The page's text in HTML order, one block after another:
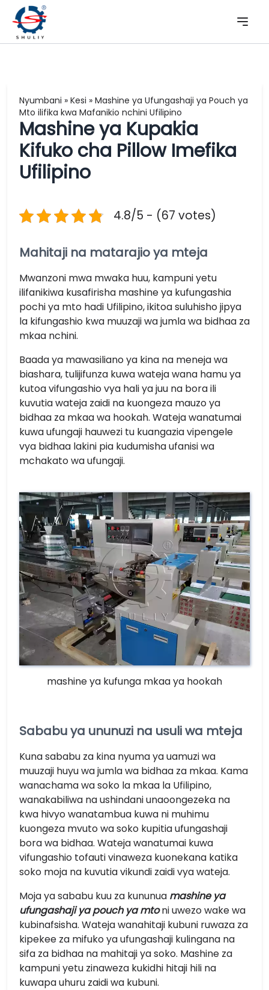
Nyumbani » Kesi » Mashine ya Ufungashaji ya Pouch ya
Mto ilifika kwa Mafanikio nchini Ufilipino
Mashine ya Kupakia
Kifuko cha Pillow Imefika
Ufilipino
4.8/5 - (67 votes)
Mahitaji na matarajio ya mteja
Mwanzoni mwa mwaka huu, kampuni yetu
ilifanikiwa kusafirisha mashine ya kufungashia
pochi ya mto hadi Ufilipino, ikitoa suluhisho jipya
la kifungashio kwa muuzaji wa jumla wa bidhaa za
mkaa nchini.
Baada ya mawasiliano ya kina na meneja wa
biashara, tulijifunza kuwa wateja wana hamu ya
kutoa vifungashio vya hali ya juu na bora ili
kuvutia wateja zaidi na kuongeza mauzo ya
bidhaa za mkaa wa hookah. Wateja wanatumai
kuwa ufungaji hauwezi tu kuangazia vipengele
vya bidhaa lakini pia kudumisha ufanisi wa
mchakato wa ufungaji.
mashine ya kufunga mkaa ya hookah
Sababu ya ununuzi na usuli wa mteja
Kuna sababu za kina nyuma ya uamuzi wa
muuzaji huyu wa jumla wa bidhaa za mkaa. Kama
wanachama wa soko la mkaa la Ufilipino,
wanakabiliwa na ushindani unaoongezeka na
kwa hivyo wanatambua kuwa ni muhimu
kuongeza mvuto wa soko kupitia ufungashaji
bora wa bidhaa. Wateja wanatumai kuwa
vifungashio tofauti vinaweza kuonekana katika
soko moja na kuvutia vikundi zaidi vya wateja.
Moja ya sababu kuu za kununua mashine ya
ufungashaji ya pouch ya mtoni uwezo wake wa
kubinafsisha. Wateja wanahitaji kubuni ruwaza za
kipekee za mifuko ya ufungashaji kulingana na
sifa za bidhaa na mahitaji ya soko. Mashine za
kampuni yetu zinaweza kukidhi hitaji hili na
kuwapa uhuru zaidi wa kubuni.